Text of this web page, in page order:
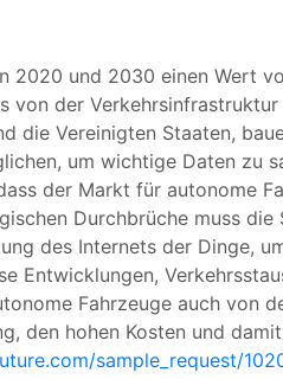
2020 und 2030 einen Wert
von der
die Vereinigten Staaten,
um wichtige Daten zu
der Markt für autonome
Durchbrüche muss
des Internets der Dinge,
Entwicklungen,
Fahrzeuge auch von
den hohen Kosten und
sample_request/